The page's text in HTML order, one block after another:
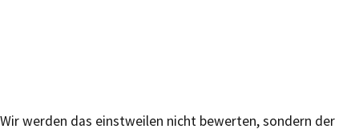
Wir werden das einstweilen nicht bewerten, sondern der